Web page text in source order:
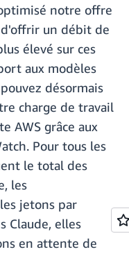
notre offre
un débit de
élevé sur ces
aux modèles
désormais
charge de travail
AWS grâce aux
Pour tous les
le total des
les
jetons par
Claude, elles
en attente de